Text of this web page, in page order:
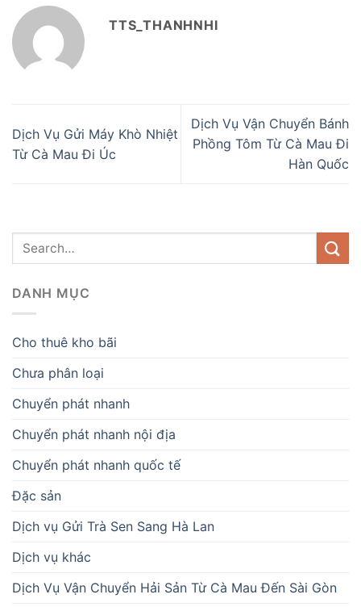
TTS_THANHNHI
Dịch Vụ Gửi Máy Khò Nhiệt
Từ Cà Mau Đi Úc
Dịch Vụ Vận Chuyển Bánh
Phồng Tôm Từ Cà Mau Đi
Hàn Quốc
DANH MỤC
Cho thuê kho bãi
Chưa phân loại
Chuyển phát nhanh
Chuyển phát nhanh nội địa
Chuyển phát nhanh quốc tế
Đặc sản
Dịch vụ Gửi Trà Sen Sang Hà Lan
Dịch vụ khác
Dịch Vụ Vận Chuyển Hải Sản Từ Cà Mau Đến Sài Gòn